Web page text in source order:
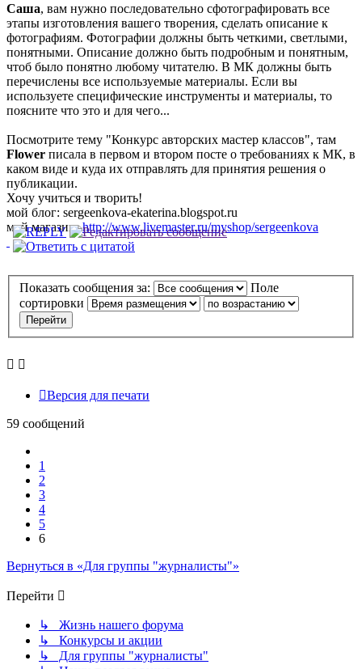
Саша, вам нужно последовательно сфотографировать все
этапы изготовления вашего творения, сделать описание к
фотографиям. Фотографии должны быть четкими, светлыми,
понятными. Описание должно быть подробным и понятным,
чтоб было понятно любому читателю. В МК должны быть
перечислены все используемые материалы. Если вы
используете специфические инструменты и материалы, то
поясните что это и для чего...
Посмотрите тему "Конкурс авторских мастер классов", там
Flower писала в первом и втором посте о требованиях к МК, в
каком виде и куда их отправлять для принятия решения о
публикации.
Хочу учиться и творить!
мой блог: sergeenkova-ekaterina.blogspot.ru
мой магазин:http://www.livemaster.ru/myshop/sergeenkova
Показать сообщения за:
Поле
сортировки
Версия для печати
59 сообщений
1
2
3
4
5
6
Вернуться в «Для группы "журналисты"»
Перейти
↳ Жизнь нашего форума
↳ Конкурсы и акции
↳ Для группы "журналисты"